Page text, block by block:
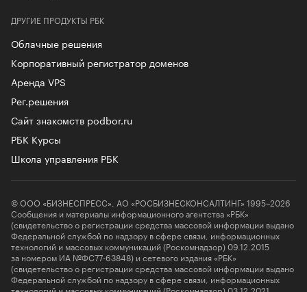
ДРУГИЕ ПРОДУКТЫ РБК
Облачные решения
Корпоративный регистратор доменов
Аренда VPS
Рег.решения
Сайт знакомств podbor.ru
РБК Курсы
Школа управления РБК
© ООО «БИЗНЕСПРЕСС», АО «РОСБИЗНЕСКОНСАЛТИНГ» 1995–2026
Сообщения и материалы информационного агентства «РБК»
(свидетельство о регистрации средства массовой информации выдано
Федеральной службой по надзору в сфере связи, информационных
технологий и массовых коммуникаций (Роскомнадзор) 09.12.2015
за номером ИА №ФС77-63848) и сетевого издания «РБК»
(свидетельство о регистрации средства массовой информации выдано
Федеральной службой по надзору в сфере связи, информационных